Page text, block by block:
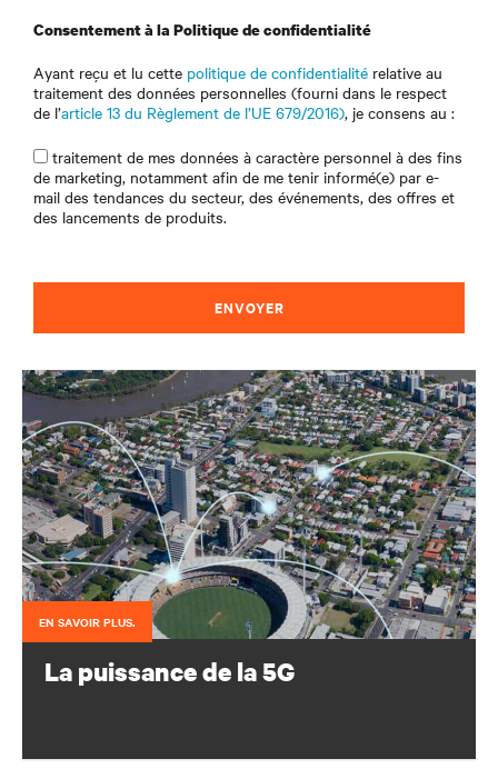
Consentement à la Politique de confidentialité
Ayant reçu et lu cette politique de confidentialité relative au
traitement des données personnelles (fourni dans le respect
de l’article 13 du Règlement de l’UE 679/2016), je consens au :
traitement de mes données à caractère personnel à des fins
de marketing, notamment afin de me tenir informé(e) par e-
mail des tendances du secteur, des événements, des offres et
des lancements de produits.
ENVOYER
EN SAVOIR PLUS.
La puissance de la 5G